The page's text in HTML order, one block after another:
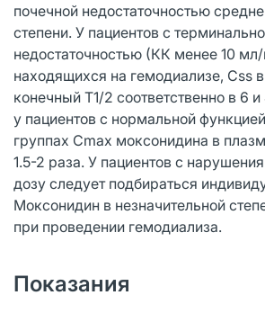
почечной недостаточностью
степени. У пациентов с
недостаточностью (КК менее 10
находящихся на гемодиализе, Css
конечный T1/2 соответственно в 6
у пациентов с нормальной
группах Cmax моксонидина в
1.5-2 раза. У пациентов с
дозу следует подбираться
Моксонидин в незначительной
при проведении гемодиализа.
Показания